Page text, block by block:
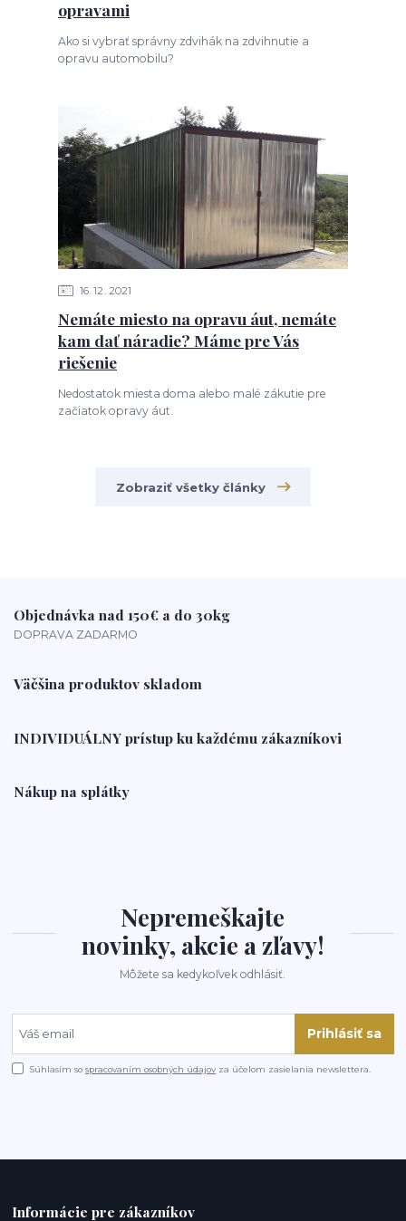
opravami
Ako si vybrať správny zdvihák na zdvihnutie a
opravu automobilu?
16 12 2021
Nemáte miesto na opravu áut, nemáte
kam dať náradie? Máme pre Vás
riešenie
Nedostatok miesta doma alebo malé zákutie pre
začiatok opravy áut.
Zobraziť všetky články
Objednávka nad 150€ a do 30kg
DOPRAVA ZADARMO
Väčšina produktov skladom
INDIVIDUÁLNY prístup ku každému zákazníkovi
Nákup na splátky
Nepremeškajte
novinky, akcie a zľavy!
Môžete sa kedykoľvek odhlásiť.
Prihlásiť sa
Súhlasím sospracovaním osobných údajov za účelom zasielania newslettera.
Informácie pre zákazníkov